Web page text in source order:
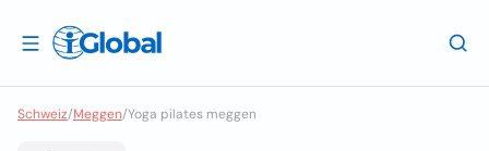
Schweiz/Meggen/Yoga pilates meggen